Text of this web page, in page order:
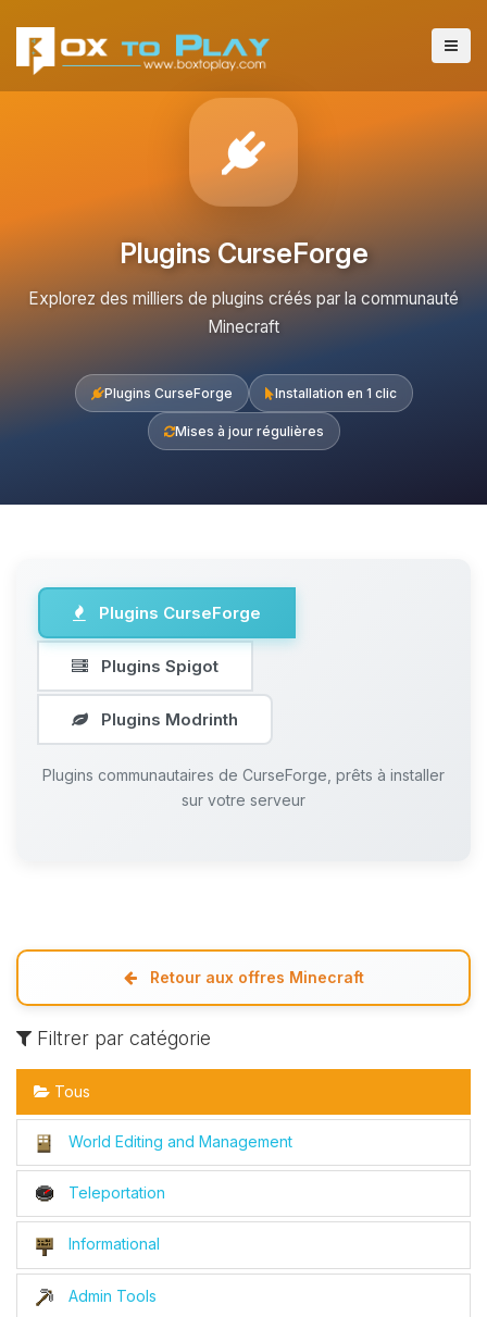
Plugins CurseForge
Explorez des milliers de plugins créés par la communauté
Minecraft
Plugins CurseForge Installation en 1 clic
Mises à jour régulières
Plugins CurseForge
Plugins Spigot
Plugins Modrinth
Plugins communautaires de CurseForge, prêts à installer
sur votre serveur
Retour aux offres Minecraft
Filtrer par catégorie
Tous
World Editing and Management
Teleportation
Informational
Admin Tools